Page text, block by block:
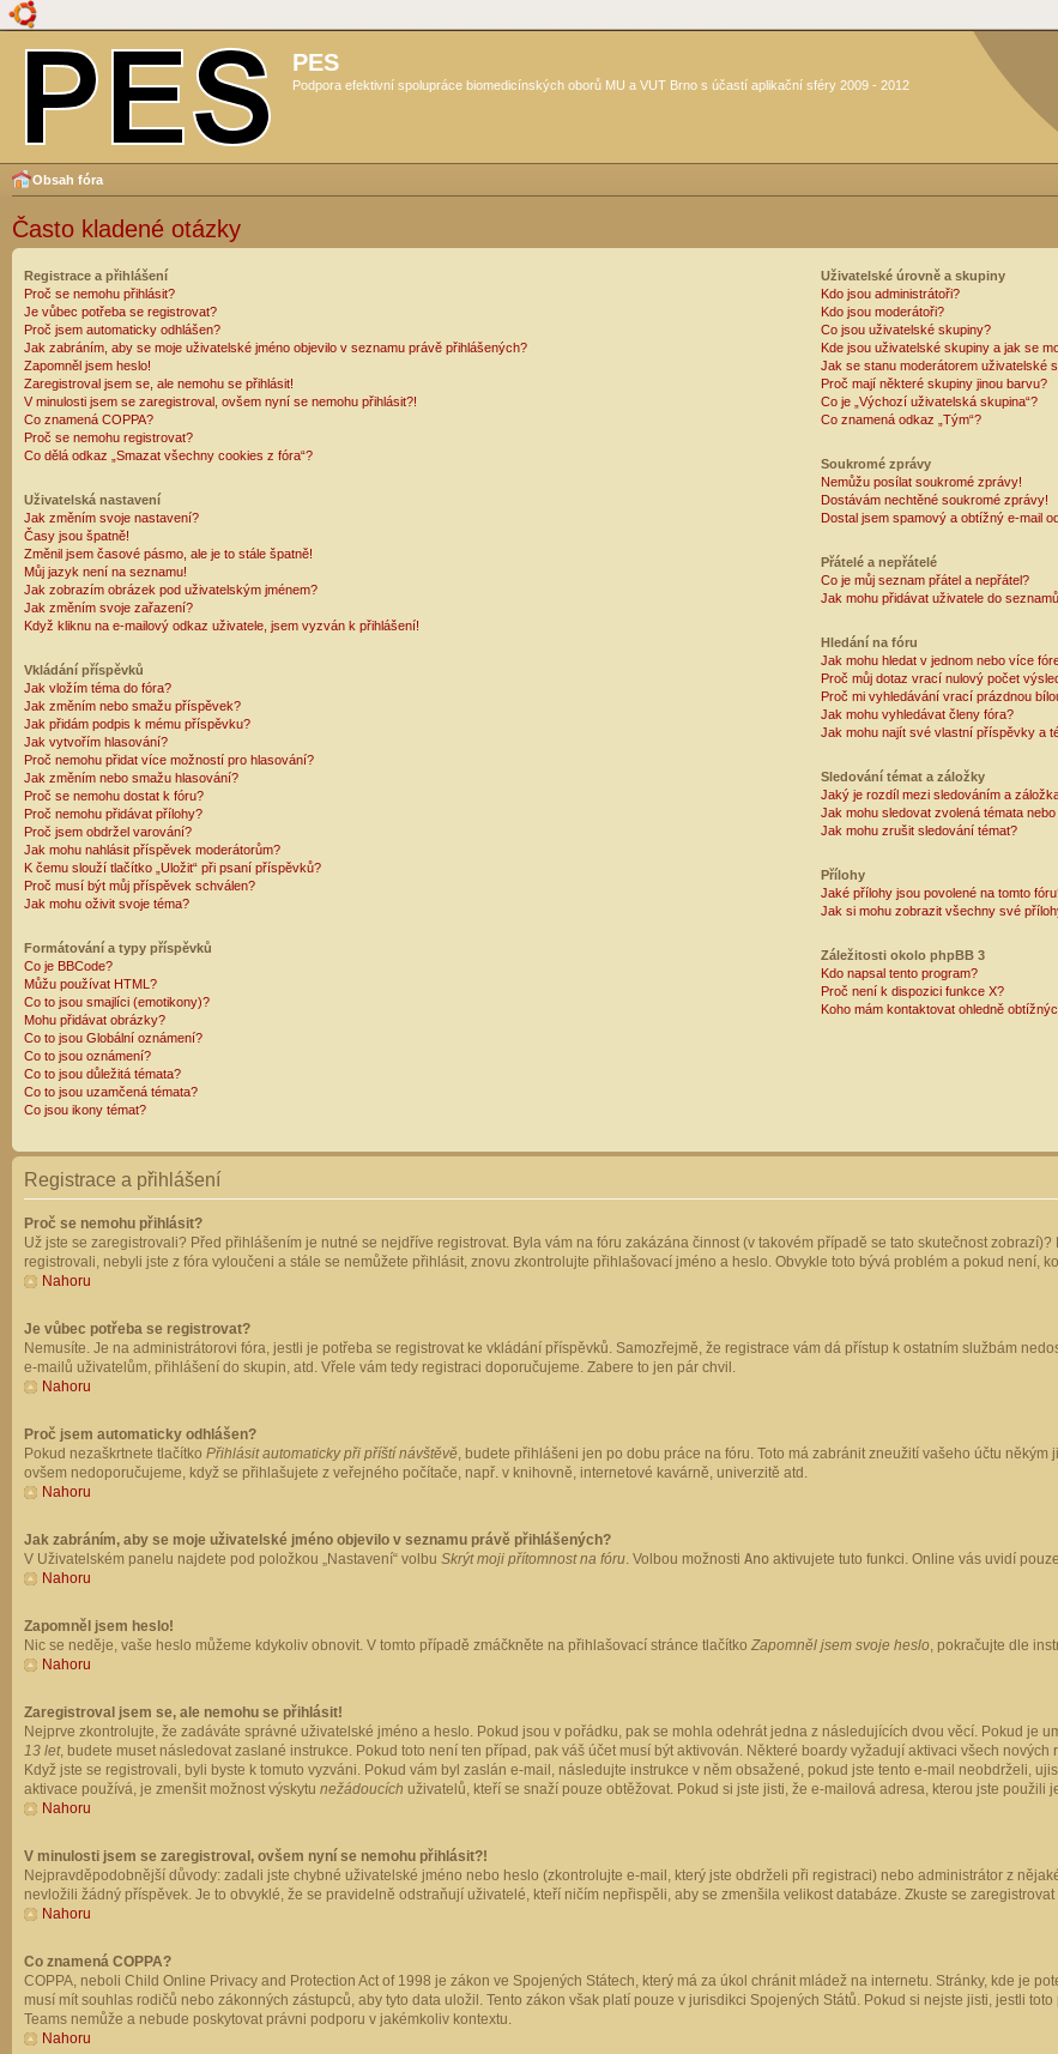
PES
Podpora efektivní spolupráce biomedicínských oborů MU a VUT Brno s účastí aplikační sféry 2009 - 2012
Obsah fóra
Často kladené otázky
Registrace a přihlášení
Proč se nemohu přihlásit?
Je vůbec potřeba se registrovat?
Proč jsem automaticky odhlášen?
Jak zabráním, aby se moje uživatelské jméno objevilo v seznamu právě přihlášených?
Zapomněl jsem heslo!
Zaregistroval jsem se, ale nemohu se přihlásit!
V minulosti jsem se zaregistroval, ovšem nyní se nemohu přihlásit?!
Co znamená COPPA?
Proč se nemohu registrovat?
Co dělá odkaz „Smazat všechny cookies z fóra“?
Uživatelská nastavení
Jak změním svoje nastavení?
Časy jsou špatně!
Změnil jsem časové pásmo, ale je to stále špatně!
Můj jazyk není na seznamu!
Jak zobrazím obrázek pod uživatelským jménem?
Jak změním svoje zařazení?
Když kliknu na e-mailový odkaz uživatele, jsem vyzván k přihlášení!
Vkládání příspěvků
Jak vložím téma do fóra?
Jak změním nebo smažu příspěvek?
Jak přidám podpis k mému příspěvku?
Jak vytvořím hlasování?
Proč nemohu přidat více možností pro hlasování?
Jak změním nebo smažu hlasování?
Proč se nemohu dostat k fóru?
Proč nemohu přidávat přílohy?
Proč jsem obdržel varování?
Jak mohu nahlásit příspěvek moderátorům?
K čemu slouží tlačítko „Uložit“ při psaní příspěvků?
Proč musí být můj příspěvek schválen?
Jak mohu oživit svoje téma?
Formátování a typy příspěvků
Co je BBCode?
Můžu používat HTML?
Co to jsou smajlíci (emotikony)?
Mohu přidávat obrázky?
Co to jsou Globální oznámení?
Co to jsou oznámení?
Co to jsou důležitá témata?
Co to jsou uzamčená témata?
Co jsou ikony témat?
Uživatelské úrovně a skupiny
Kdo jsou administrátoři?
Kdo jsou moderátoři?
Co jsou uživatelské skupiny?
Kde jsou uživatelské skupiny a jak se
Jak se stanu moderátorem uživatelské
Proč mají některé skupiny jinou barvu?
Co je „Výchozí uživatelská skupina“?
Co znamená odkaz „Tým“?
Soukromé zprávy
Nemůžu posílat soukromé zprávy!
Dostávám nechtěné soukromé zprávy!
Dostal jsem spamový a obtížný e-mail
Přátelé a nepřátelé
Co je můj seznam přátel a nepřátel?
Jak mohu přidávat uživatele do
Hledání na fóru
Jak mohu hledat v jednom nebo více
Proč můj dotaz vrací nulový počet
Proč mi vyhledávání vrací prázdnou
Jak mohu vyhledávat členy fóra?
Jak mohu najít své vlastní příspěvky a
Sledování témat a záložky
Jaký je rozdíl mezi sledováním a
Jak mohu sledovat zvolená témata
Jak mohu zrušit sledování témat?
Přílohy
Jaké přílohy jsou povolené na tomto
Jak si mohu zobrazit všechny své
Záležitosti okolo phpBB 3
Kdo napsal tento program?
Proč není k dispozici funkce X?
Koho mám kontaktovat ohledně
Registrace a přihlášení
Proč se nemohu přihlásit?
Už jste se zaregistrovali? Před přihlášením je nutné se nejdříve registrovat. Byla vám na fóru zakázána činnost (v takovém případě se tato skutečnost
registrovali, nebyli jste z fóra vyloučeni a stále se nemůžete přihlásit, znovu zkontrolujte přihlašovací jméno a heslo. Obvykle toto bývá problém a pokud není,
Nahoru
Je vůbec potřeba se registrovat?
Nemusíte. Je na administrátorovi fóra, jestli je potřeba se registrovat ke vkládání příspěvků. Samozřejmě, že registrace vám dá přístup k ostatním službám
e-mailů uživatelům, přihlášení do skupin, atd. Vřele vám tedy registraci doporučujeme. Zabere to jen pár chvil.
Nahoru
Proč jsem automaticky odhlášen?
Pokud nezaškrtnete tlačítko Přihlásit automaticky při příští návštěvě, budete přihlášeni jen po dobu práce na fóru. Toto má zabránit zneužití vašeho účtu
ovšem nedoporučujeme, když se přihlašujete z veřejného počítače, např. v knihovně, internetové kavárně, univerzitě atd.
Nahoru
Jak zabráním, aby se moje uživatelské jméno objevilo v seznamu právě přihlášených?
V Uživatelském panelu najdete pod položkou „Nastavení“ volbu Skrýt moji přítomnost na fóru. Volbou možnosti Ano aktivujete tuto funkci. Online vás uvidí
Nahoru
Zapomněl jsem heslo!
Nic se neděje, vaše heslo můžeme kdykoliv obnovit. V tomto případě zmáčkněte na přihlašovací stránce tlačítko Zapomněl jsem svoje heslo, pokračujte dle
Nahoru
Zaregistroval jsem se, ale nemohu se přihlásit!
Nejprve zkontrolujte, že zadáváte správné uživatelské jméno a heslo. Pokud jsou v pořádku, pak se mohla odehrát jedna z následujících dvou věcí. Pokud je
13 let, budete muset následovat zaslané instrukce. Pokud toto není ten případ, pak váš účet musí být aktivován. Některé boardy vyžadují aktivaci všech
Když jste se registrovali, byli byste k tomuto vyzváni. Pokud vám byl zaslán e-mail, následujte instrukce v něm obsažené, pokud jste tento e-mail neobdrželi,
aktivace používá, je zmenšit možnost výskytu nežádoucích uživatelů, kteří se snaží pouze obtěžovat. Pokud si jste jisti, že e-mailová adresa, kterou jste použili
Nahoru
V minulosti jsem se zaregistroval, ovšem nyní se nemohu přihlásit?!
Nejpravděpodobnější důvody: zadali jste chybné uživatelské jméno nebo heslo (zkontrolujte e-mail, který jste obdrželi při registraci) nebo administrátor z
nevložili žádný příspěvek. Je to obvyklé, že se pravidelně odstraňují uživatelé, kteří ničím nepřispěli, aby se zmenšila velikost databáze. Zkuste se
Nahoru
Co znamená COPPA?
COPPA, neboli Child Online Privacy and Protection Act of 1998 je zákon ve Spojených Státech, který má za úkol chránit mládež na internetu. Stránky, kde je
musí mít souhlas rodičů nebo zákonných zástupců, aby tyto data uložil. Tento zákon však platí pouze v jurisdikci Spojených Států. Pokud si nejste jisti, jestli
Teams nemůže a nebude poskytovat právni podporu v jakémkoliv kontextu.
Nahoru